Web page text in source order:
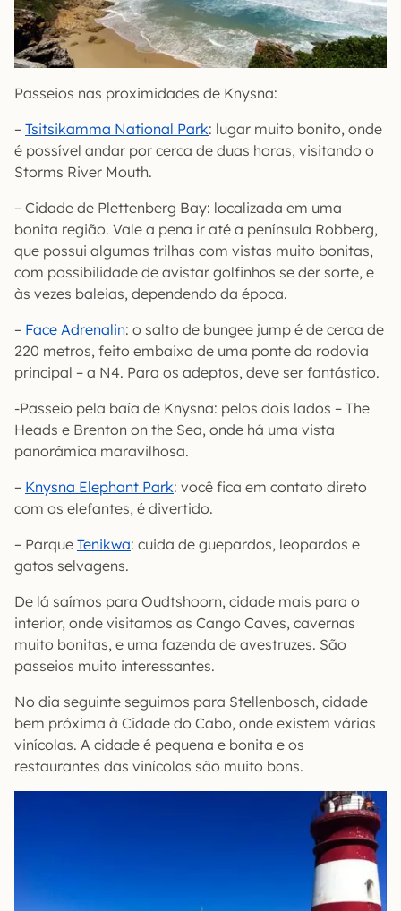
Passeios nas proximidades de Knysna:
– Tsitsikamma National Park: lugar muito bonito, onde
é possível andar por cerca de duas horas, visitando o
Storms River Mouth.
– Cidade de Plettenberg Bay: localizada em uma
bonita região. Vale a pena ir até a península Robberg,
que possui algumas trilhas com vistas muito bonitas,
com possibilidade de avistar golfinhos se der sorte, e
às vezes baleias, dependendo da época.
– Face Adrenalin: o salto de bungee jump é de cerca de
220 metros, feito embaixo de uma ponte da rodovia
principal – a N4. Para os adeptos, deve ser fantástico.
-Passeio pela baía de Knysna: pelos dois lados – The
Heads e Brenton on the Sea, onde há uma vista
panorâmica maravilhosa.
– Knysna Elephant Park: você fica em contato direto
com os elefantes, é divertido.
– Parque Tenikwa: cuida de guepardos, leopardos e
gatos selvagens.
De lá saímos para Oudtshoorn, cidade mais para o
interior, onde visitamos as Cango Caves, cavernas
muito bonitas, e uma fazenda de avestruzes. São
passeios muito interessantes.
No dia seguinte seguimos para Stellenbosch, cidade
bem próxima à Cidade do Cabo, onde existem várias
vinícolas. A cidade é pequena e bonita e os
restaurantes das vinícolas são muito bons.